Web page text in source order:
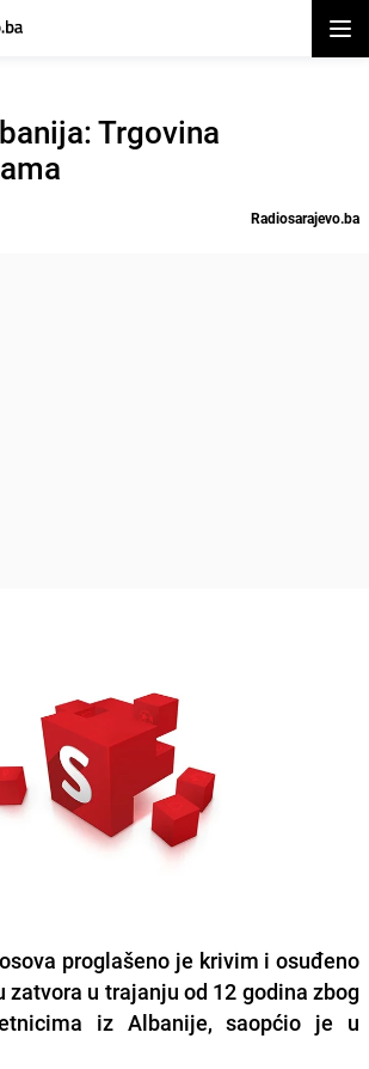
Trgovina
Radiosarajevo.ba
proglašeno je krivim i osuđeno
zatvora u trajanju od 12 godina zbog
iz Albanije, saopćio je u